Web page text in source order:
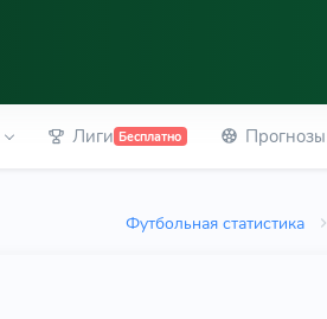
Лиги Бесплатно Прогнозы
Футбольная статистика